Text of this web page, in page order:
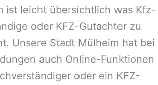
ist leicht übersichtlich was Kfz-
oder KFZ-Gutachter zu
Unsere Stadt Mülheim hat bei
auch Online-Funktionen
oder ein KFZ-